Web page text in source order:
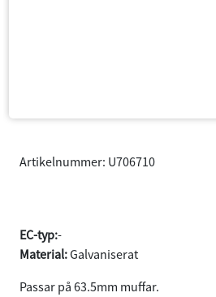
Artikelnummer: U706710
EC-typ:-
Material:Galvaniserat
Passar på 63.5mm muffar.